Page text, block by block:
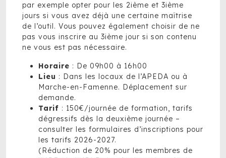
par exemple opter pour les 2ième et 3ième
jours si vous avez déjà une certaine maîtrise
de l’outil. Vous pouvez également choisir de ne
pas vous inscrire au 3ième jour si son contenu
ne vous est pas nécessaire.
Horaire : De 09h00 à 16h00
Lieu : Dans les locaux de l’APEDA ou à
Marche-en-Famenne. Déplacement sur
demande.
Tarif : 150€/journée de formation, tarifs
dégressifs dès la deuxième journée –
consulter les formulaires d’inscriptions pour
les tarifs 2026-2027.
(Réduction de 20% pour les membres de